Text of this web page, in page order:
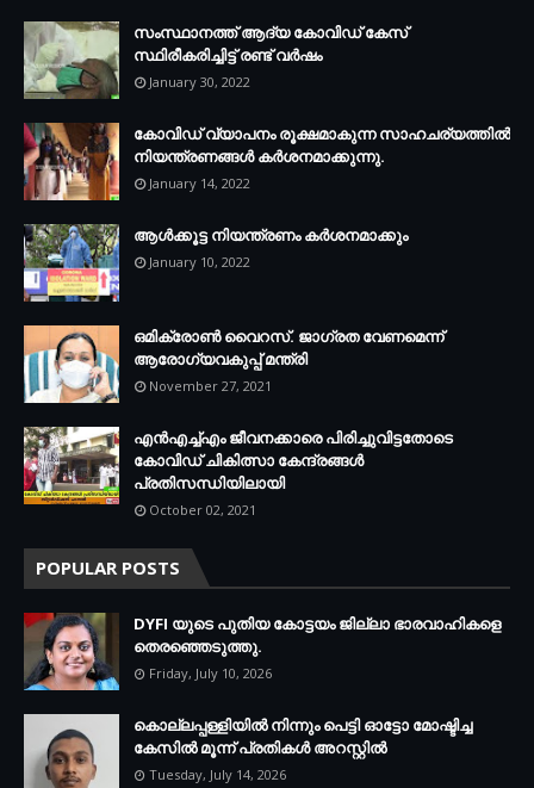
സംസ്ഥാനത്ത് ആദ്യ കോവിഡ് കേസ്
സ്ഥിരീകരിച്ചിട്ട് രണ്ട് വര്‍ഷം
January 30, 2022
കോവിഡ് വ്യാപനം രൂക്ഷമാകുന്ന സാഹചര്യത്തില്‍
നിയന്ത്രണങ്ങള്‍ കര്‍ശനമാക്കുന്നു.
January 14, 2022
ആള്‍ക്കൂട്ട നിയന്ത്രണം കര്‍ശനമാക്കും
January 10, 2022
ഒമിക്രോണ്‍ വൈറസ്. ജാഗ്രത വേണമെന്ന്
ആരോഗ്യവകുപ്പ് മന്ത്രി
November 27, 2021
എന്‍എച്ച്എം ജീവനക്കാരെ പിരിച്ചുവിട്ടതോടെ
കോവിഡ് ചികിത്സാ കേന്ദ്രങ്ങള്‍
പ്രതിസന്ധിയിലായി
October 02, 2021
POPULAR POSTS
DYFI യുടെ പുതിയ കോട്ടയം ജില്ലാ ഭാരവാഹികളെ
തെരഞ്ഞെടുത്തു.
Friday, July 10, 2026
കൊല്ലപ്പള്ളിയില്‍ നിന്നും പെട്ടി ഓട്ടോ മോഷ്ടിച്ച
കേസില്‍ മൂന്ന് പ്രതികള്‍ അറസ്റ്റില്‍
Tuesday, July 14, 2026